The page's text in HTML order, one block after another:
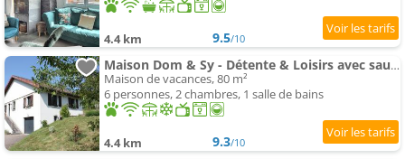
4.4 km 9.5/10
Maison Dom & Sy - Détente & Loisirs avec sauna et salle de jeux
Maison de vacances, 80 m²
6 personnes, 2 chambres, 1 salle de bains
4.4 km 9.3/10